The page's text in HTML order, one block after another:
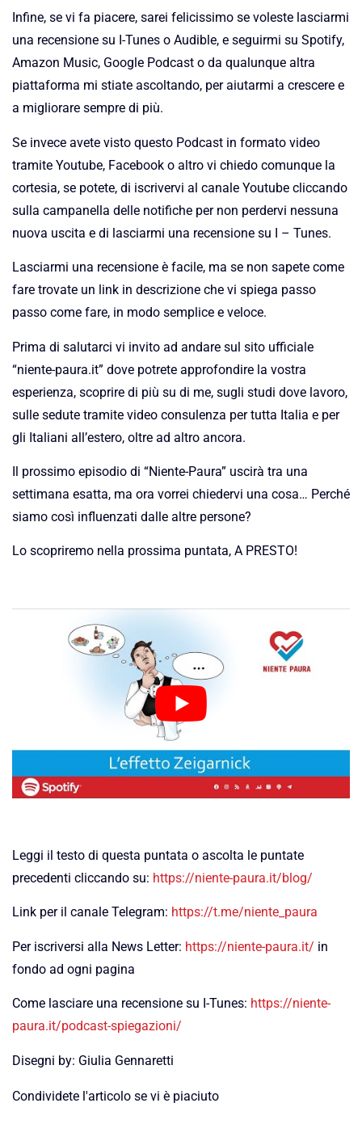
Infine, se vi fa piacere, sarei felicissimo se voleste lasciarmi
una recensione su I-Tunes o Audible, e seguirmi su Spotify,
Amazon Music, Google Podcast o da qualunque altra
piattaforma mi stiate ascoltando, per aiutarmi a crescere e
a migliorare sempre di più.
Se invece avete visto questo Podcast in formato video
tramite Youtube, Facebook o altro vi chiedo comunque la
cortesia, se potete, di iscrivervi al canale Youtube cliccando
sulla campanella delle notifiche per non perdervi nessuna
nuova uscita e di lasciarmi una recensione su I – Tunes.
Lasciarmi una recensione è facile, ma se non sapete come
fare trovate un link in descrizione che vi spiega passo
passo come fare, in modo semplice e veloce.
Prima di salutarci vi invito ad andare sul sito ufficiale
“niente-paura.it” dove potrete approfondire la vostra
esperienza, scoprire di più su di me, sugli studi dove lavoro,
sulle sedute tramite video consulenza per tutta Italia e per
gli Italiani all’estero, oltre ad altro ancora.
Il prossimo episodio di “Niente-Paura” uscirà tra una
settimana esatta, ma ora vorrei chiedervi una cosa… Perché
siamo così influenzati dalle altre persone?
Lo scopriremo nella prossima puntata, A PRESTO!
Leggi il testo di questa puntata o ascolta le puntate
precedenti cliccando su: https://niente-paura.it/blog/
Link per il canale Telegram: https://t.me/niente_paura
Per iscriversi alla News Letter: https://niente-paura.it/ in
fondo ad ogni pagina
Come lasciare una recensione su I-Tunes: https://niente-
paura.it/podcast-spiegazioni/
Disegni by: Giulia Gennaretti
Condividete l'articolo se vi è piaciuto